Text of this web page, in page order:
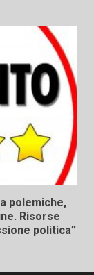
polemiche,
Risorse
politica”